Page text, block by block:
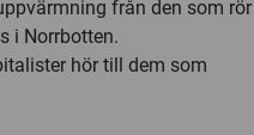
från den som rör
i Norrbotten.
hör till dem som